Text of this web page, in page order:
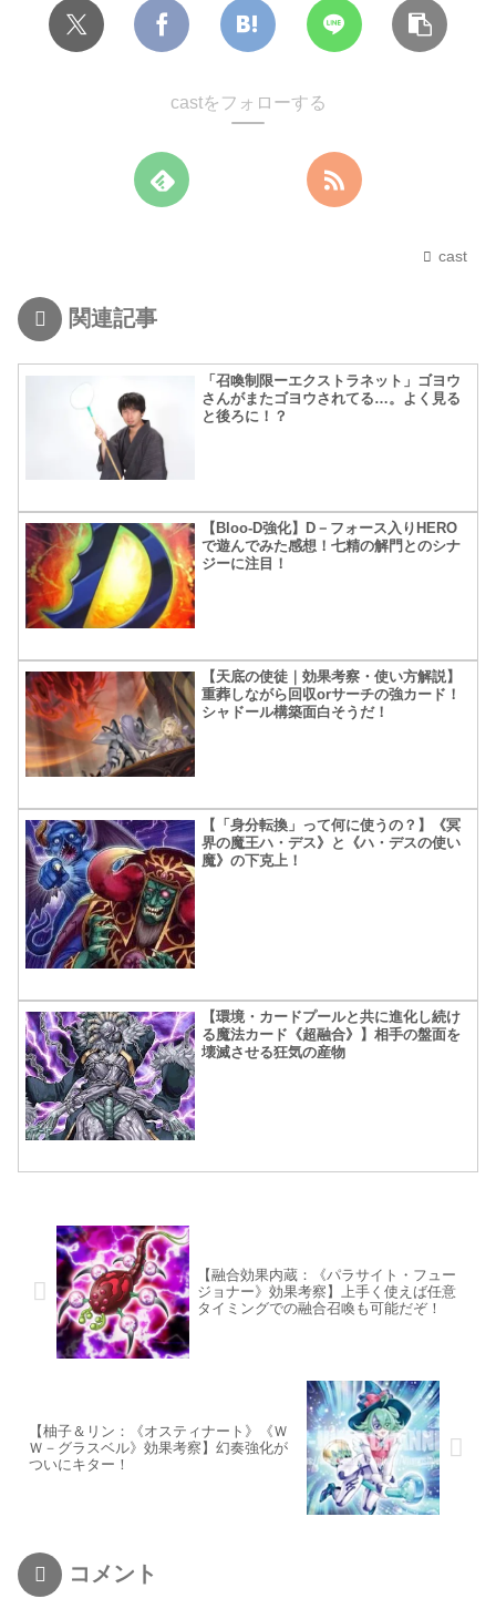
castをフォローする
cast
関連記事
「召喚制限ーエクストラネット」ゴヨウ
さんがまたゴヨウされてる…。よく見る
と後ろに！？
【Bloo-D強化】D－フォース入りHERO
で遊んでみた感想！七精の解門とのシナ
ジーに注目！
【天底の使徒｜効果考察・使い方解説】
重葬しながら回収orサーチの強カード！
シャドール構築面白そうだ！
【「身分転換」って何に使うの？】《冥
界の魔王ハ・デス》と《ハ・デスの使い
魔》の下克上！
【環境・カードプールと共に進化し続け
る魔法カード《超融合》】相手の盤面を
壊滅させる狂気の産物
【融合効果内蔵：《パラサイト・フュー
ジョナー》効果考察】上手く使えば任意
タイミングでの融合召喚も可能だぞ！
【柚子＆リン：《オスティナート》《Ｗ
Ｗ－グラスベル》効果考察】幻奏強化が
ついにキター！
コメント